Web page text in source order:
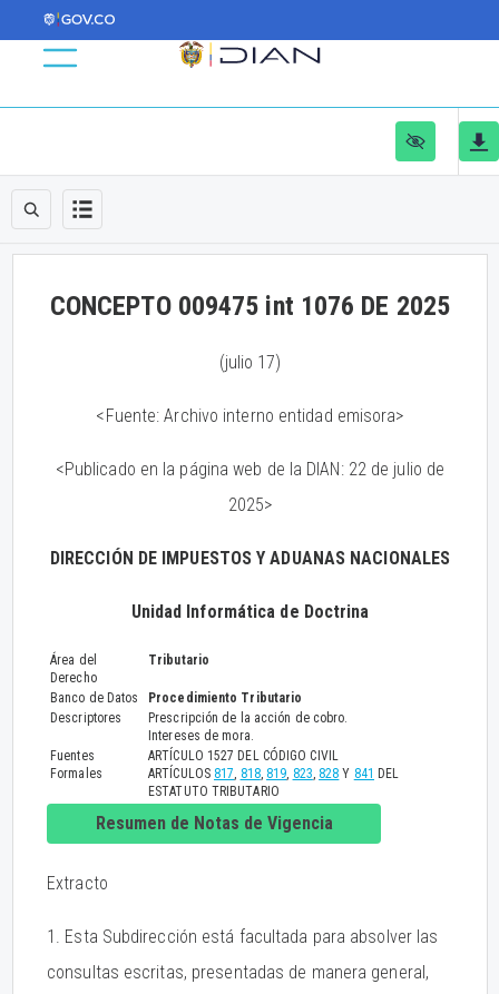
CONCEPTO 009475 int 1076 DE 2025
(julio 17)
<Fuente: Archivo interno entidad emisora>
<Publicado en la página web de la DIAN: 22 de julio de
2025>
DIRECCIÓN DE IMPUESTOS Y ADUANAS NACIONALES
Unidad Informática de Doctrina
Área del
Derecho
Tributario
Banco de Datos
Procedimiento Tributario
Descriptores
Prescripción de la acción de cobro.
Intereses de mora.
Fuentes
Formales
ARTÍCULO 1527 DEL CÓDIGO CIVIL
ARTÍCULOS 817, 818, 819, 823, 828 Y 841 DEL
ESTATUTO TRIBUTARIO
Resumen de Notas de Vigencia
Extracto
1. Esta Subdirección está facultada para absolver las
consultas escritas, presentadas de manera general,